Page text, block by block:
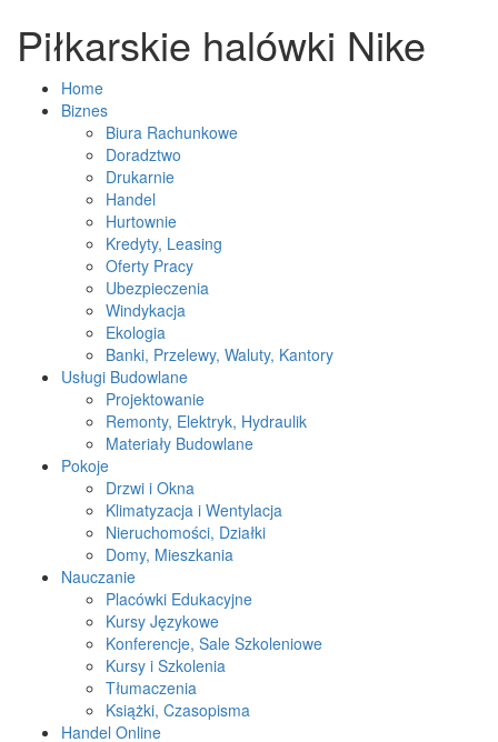
Piłkarskie halówki Nike
Home
Biznes
Biura Rachunkowe
Doradztwo
Drukarnie
Handel
Hurtownie
Kredyty, Leasing
Oferty Pracy
Ubezpieczenia
Windykacja
Ekologia
Banki, Przelewy, Waluty, Kantory
Usługi Budowlane
Projektowanie
Remonty, Elektryk, Hydraulik
Materiały Budowlane
Pokoje
Drzwi i Okna
Klimatyzacja i Wentylacja
Nieruchomości, Działki
Domy, Mieszkania
Nauczanie
Placówki Edukacyjne
Kursy Językowe
Konferencje, Sale Szkoleniowe
Kursy i Szkolenia
Tłumaczenia
Książki, Czasopisma
Handel Online